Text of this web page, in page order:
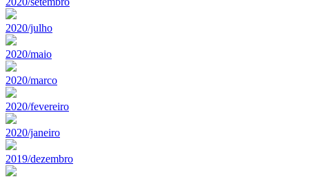
2020/julho
2020/maio
2020/marco
2020/fevereiro
2020/janeiro
2019/dezembro